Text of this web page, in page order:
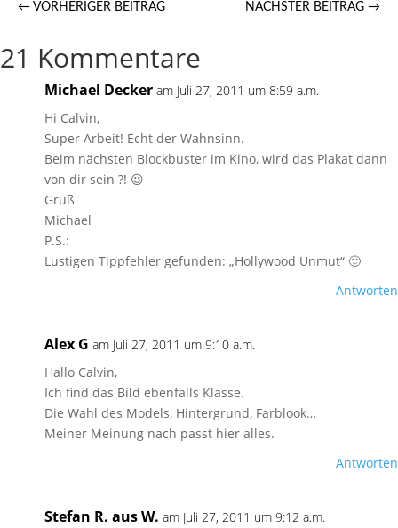
← VORHERIGER BEITRAG NÄCHSTER BEITRAG →
21 Kommentare
Michael Decker am Juli 27, 2011 um 8:59 a.m.
Hi Calvin,
Super Arbeit! Echt der Wahnsinn.
Beim nächsten Blockbuster im Kino, wird das Plakat dann
von dir sein ?! 😉
Gruß
Michael
P.S.:
Lustigen Tippfehler gefunden: „Hollywood Unmut“ 🙂
Antworten
Alex G am Juli 27, 2011 um 9:10 a.m.
Hallo Calvin,
Ich find das Bild ebenfalls Klasse.
Die Wahl des Models, Hintergrund, Farblook…
Meiner Meinung nach passt hier alles.
Antworten
Stefan R. aus W. am Juli 27, 2011 um 9:12 a.m.